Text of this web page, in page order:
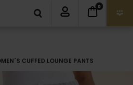
0
CUFFED LOUNGE PANTS